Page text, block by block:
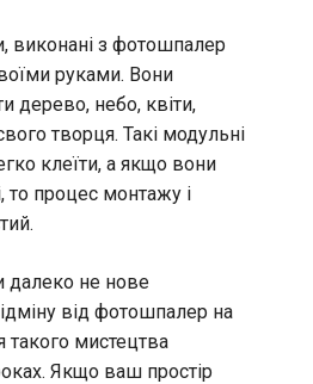
виконані з фотошпалер
руками. Вони
дерево, небо, квіти,
творця. Такі модульні
клеїти, а якщо вони
то процес монтажу і
далеко не нове
від фотошпалер на
такого мистецтва
Якщо ваш простір